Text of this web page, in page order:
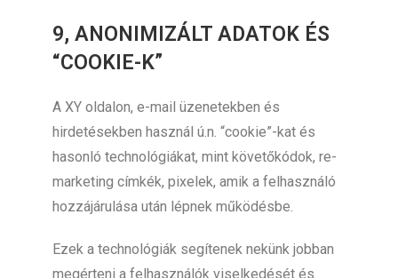
9, ANONIMIZÁLT ADATOK ÉS
“COOKIE-K”
A XY oldalon, e-mail üzenetekben és
hirdetésekben használ ú.n. “cookie”-kat és
hasonló technológiákat, mint követőkódok, re-
marketing címkék, pixelek, amik a felhasználó
hozzájárulása után lépnek működésbe.
Ezek a technológiák segítenek nekünk jobban
megérteni a felhasználók viselkedését és